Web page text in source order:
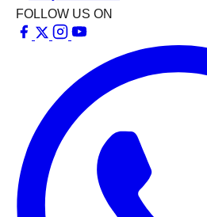
FOLLOW US ON